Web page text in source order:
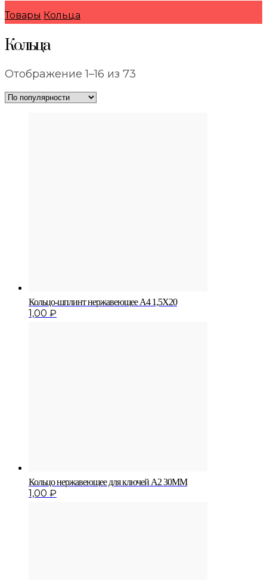
Товары Кольца
Кольца
Отображение 1–16 из 73
Кольцо-шплинт нержавеющее A4 1,5X20
1,00 ₽
Кольцо нержавеющее для ключей A2 30MM
1,00 ₽